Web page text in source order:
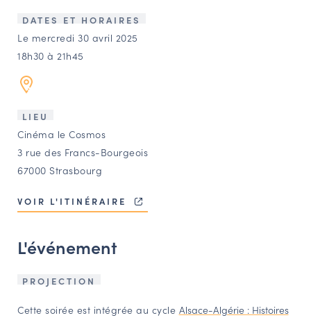
CONTACT
Agenda
Annuaire
Ressources
BOURSE D’ÉCHANGE
CARTES DES NAUDIN
Espace acteurs
DATES ET HORAIRES
Le mercredi 30 avril 2025
18h30 à 21h45
LIEU
Cinéma le Cosmos
3 rue des Francs-Bourgeois
67000 Strasbourg
VOIR L'ITINÉRAIRE
L'événement
PROJECTION
Cette soirée est intégrée au cycle Alsace-Algérie : Histoires